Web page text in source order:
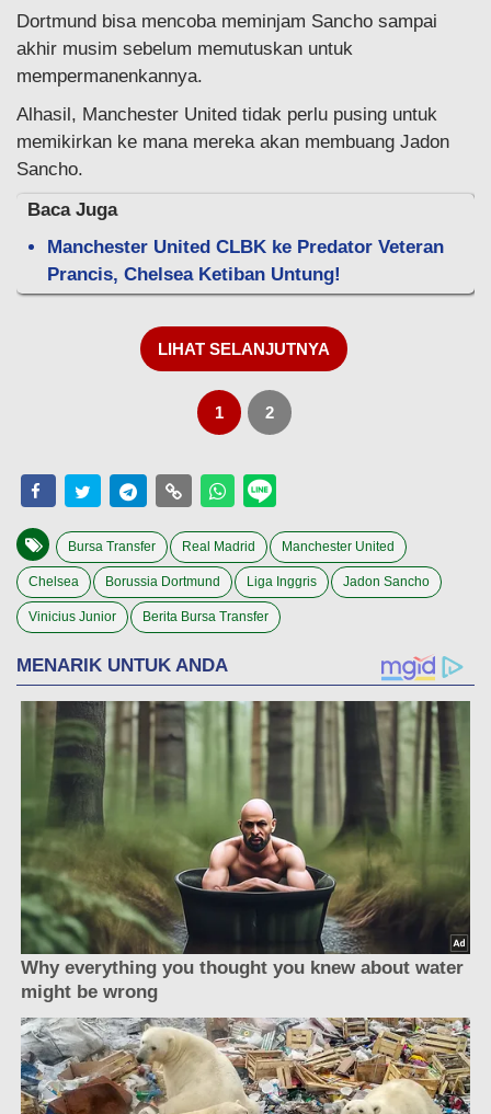
Dortmund bisa mencoba meminjam Sancho sampai
akhir musim sebelum memutuskan untuk
mempermanenkannya.
Alhasil, Manchester United tidak perlu pusing untuk
memikirkan ke mana mereka akan membuang Jadon
Sancho.
Baca Juga
Manchester United CLBK ke Predator Veteran
Prancis, Chelsea Ketiban Untung!
LIHAT SELANJUTNYA
1 2
Bursa Transfer Real Madrid Manchester United
Chelsea Borussia Dortmund Liga Inggris Jadon Sancho
Vinicius Junior Berita Bursa Transfer